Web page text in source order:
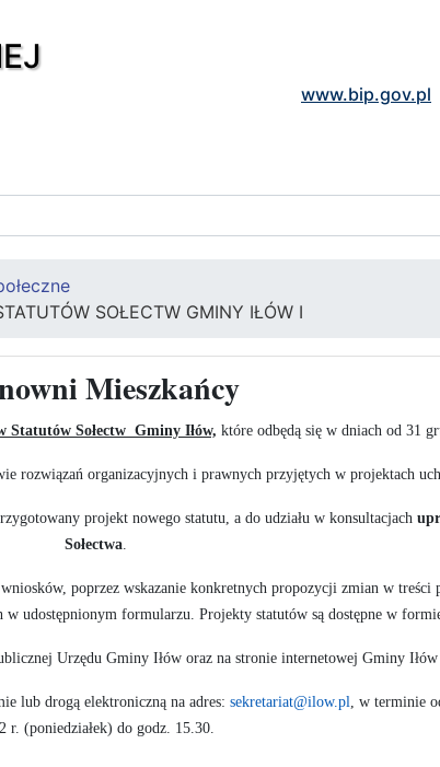
www.bip.gov.pl
SOŁECTW GMINY IŁÓW I
Mieszkańcy
Statutów Sołectw Gminy Iłów, które odbędą się w dniach od 31
organizacyjnych i prawnych przyjętych w projektach
projekt nowego statutu, a do udziału w konsultacjach
Sołectwa.
poprzez wskazanie konkretnych propozycji zmian w treści
w udostępnionym formularzu. Projekty statutów są dostępne w
Urzędu Gminy Iłów oraz na stronie internetowej Gminy
lub drogą elektroniczną na adres: sekretariat@ilow.pl , w terminie
r. (poniedziałek) do godz. 15.30.